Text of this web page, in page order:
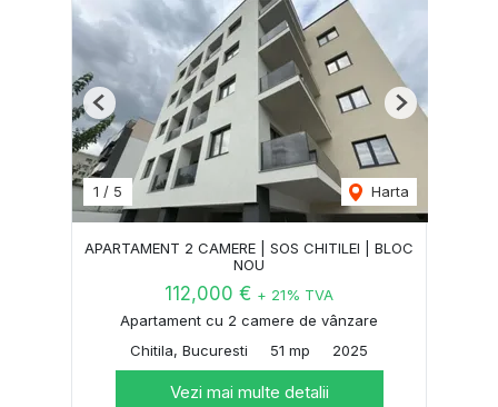
1 / 5 Harta
Previous Next
APARTAMENT 2 CAMERE | SOS CHITILEI | BLOC
NOU
112,000 € + 21% TVA
Apartament cu 2 camere de vânzare
Chitila, Bucuresti
51 mp 2025
Vezi mai multe detalii